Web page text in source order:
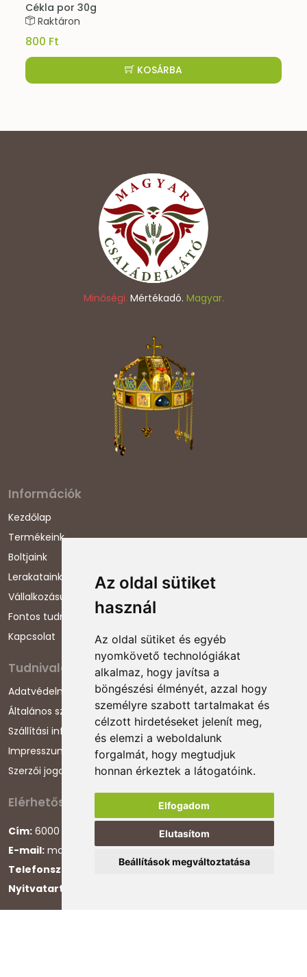
Az oldal sütiket
használ
Az oldal sütiket és egyéb
nyomkövető technológiákat
alkalmaz, hogy javítsa a
böngészési élményét, azzal hogy
személyre szabott tartalmakat és
célzott hirdetéseket jelenít meg,
és elemzi a weboldalunk
forgalmát, hogy megtudjuk
honnan érkeztek a látogatóink.
Elfogadom
Elutasítom
Beállítások megváltoztatása
Cékla por 30g
Raktáron
800 Ft
KOSÁRBA
Minőségi. Mértékadó. Magyar.
Információk
Kezdőlap
Termékeink
Boltjaink
Lerakataink
Vállalkozásunkról
Fontos tudnivalók
Kapcsolat
Tudnivalók
Adatvédelmi nyilatkozat
Általános szerződési feltételek
Szállítási információk
Impresszum
Szerzői jogok
Elérhetőségeink
Cím: 6000 Kecskemét, Darázs utca 1.
E-mail: magyarcsaladellato@gmail.com
Telefonszám:
+36 30 868 88 75
Nyitvatartás: